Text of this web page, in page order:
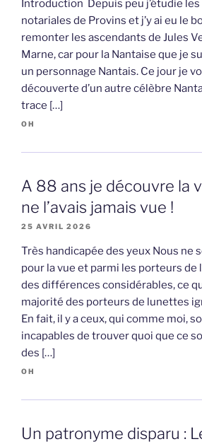
Introduction Depuis peu j’étudie
notariales de Provins et j’y ai eu le
remonter les ascendants de Jules
Marne, car pour la Nantaise que je
un personnage Nantais. Ce jour je
découverte d’un autre célèbre
trace […]
OH
A 88 ans je découvre la
ne l’avais jamais vue !
25 AVRIL 2026
Très handicapée des yeux Nous ne
pour la vue et parmi les porteurs
des différences considérables, ce
majorité des porteurs de lunettes
En fait, il y a ceux, qui comme moi,
incapables de trouver quoi que ce
des […]
OH
Un patronyme disparu :